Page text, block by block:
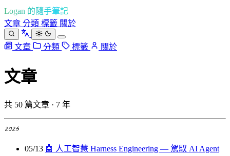
Logan 的隨手筆記
文章 分類 標籤 關於
文章 分類 標籤 關於
文章
共 50 篇文章 · 7 年
2026
05/13 🤖 人工智慧 Harness Engineering — 駕馭 AI Agent